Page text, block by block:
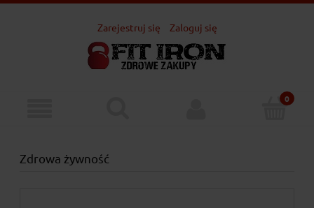
Zarejestruj się Zaloguj się
Zdrowa żywność